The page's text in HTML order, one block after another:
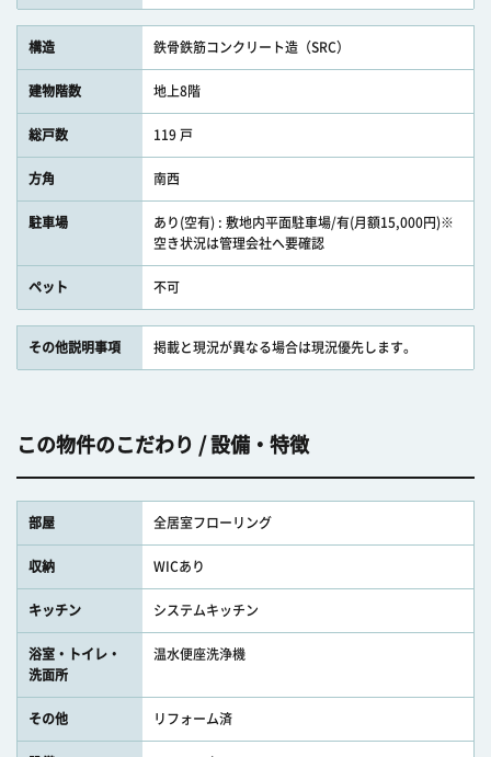
構造 鉄骨鉄筋コンクリート造（SRC）
建物階数 地上8階
総戸数 119 戸
方角 南西
駐車場
あり(空有) : 敷地内平面駐車場/有(月額15,000円)※
空き状況は管理会社へ要確認
ペット 不可
その他説明事項 掲載と現況が異なる場合は現況優先します。
この物件のこだわり / 設備・特徴
部屋 全居室フローリング
収納 WICあり
キッチン システムキッチン
浴室・トイレ・
洗面所
温水便座洗浄機
その他 リフォーム済